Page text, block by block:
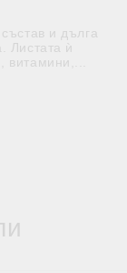
и дълга
Листата ѝ
витамини,...